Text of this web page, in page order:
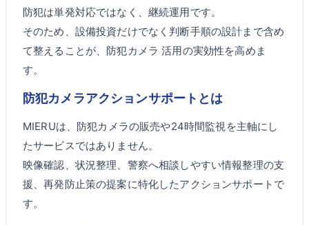
防犯は単発対応ではなく、継続運用です。
そのため、設備投資だけでなく判断手順の設計まで含め
て整えることが、防犯カメラ 活用の実効性を高めま
す。
防犯カメラアクションサポートとは
MIERUは、防犯カメラの販売や24時間監視を主軸にし
たサービスではありません。
映像確認、状況整理、警察へ相談しやすい情報整理の支
援、再発防止策の提案に特化したアクションサポートで
す。